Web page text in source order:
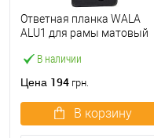
В наличии
Ответная планка WALA
ALU1 для рамы матовый
Цена 194 грн.
В корзину